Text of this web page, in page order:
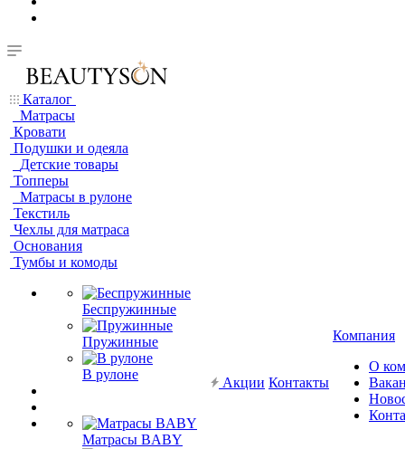
Каталог
Матрасы
Кровати
Подушки и одеяла
Детские товары
Топперы
Матрасы в рулоне
Текстиль
Чехлы для матраса
Основания
Тумбы и комоды
Беспружинные
Пружинные
В рулоне
Матрасы BABY
Акции Контакты
Компания
О